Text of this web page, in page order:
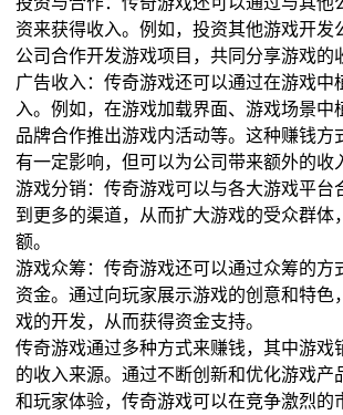
资来获得收入。例如，投资其他游戏开发
公司合作开发游戏项目，共同分享游戏的
广告收入：传奇游戏还可以通过在游戏中
入。例如，在游戏加载界面、游戏场景中
品牌合作推出游戏内活动等。这种赚钱方
有一定影响，但可以为公司带来额外的收
游戏分销：传奇游戏可以与各大游戏平台
到更多的渠道，从而扩大游戏的受众群体
额。
游戏众筹：传奇游戏还可以通过众筹的方
资金。通过向玩家展示游戏的创意和特色
戏的开发，从而获得资金支持。
传奇游戏通过多种方式来赚钱，其中游戏
的收入来源。通过不断创新和优化游戏产
和玩家体验，传奇游戏可以在竞争激烈的